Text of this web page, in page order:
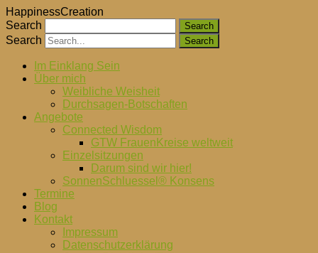
HappinessCreation
Search
Search
Im Einklang Sein
Über mich
Weibliche Weisheit
Durchsagen-Botschaften
Angebote
Connected Wisdom
GTW FrauenKreise weltweit
Einzelsitzungen
Darum sind wir hier!
SonnenSchluessel® Konsens
Termine
Blog
Kontakt
Impressum
Datenschutzerklärung